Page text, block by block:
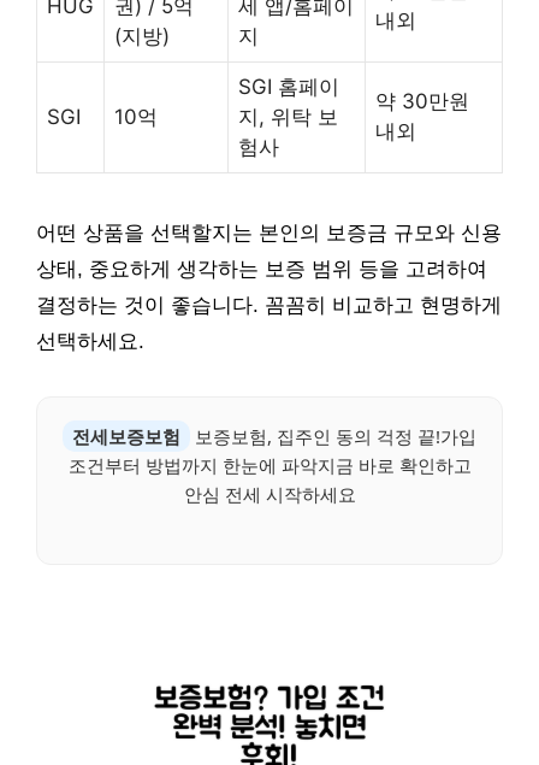
HUG
권) / 5억
(지방)
세 앱/홈페이
지
내외
SGI 10억
SGI 홈페이
지, 위탁 보
험사
약 30만원
내외
어떤 상품을 선택할지는 본인의 보증금 규모와 신용
상태, 중요하게 생각하는 보증 범위 등을 고려하여
결정하는 것이 좋습니다. 꼼꼼히 비교하고 현명하게
선택하세요.
전세보증보험
보증보험, 집주인 동의 걱정 끝!가입
조건부터 방법까지 한눈에 파악지금 바로 확인하고
안심 전세 시작하세요